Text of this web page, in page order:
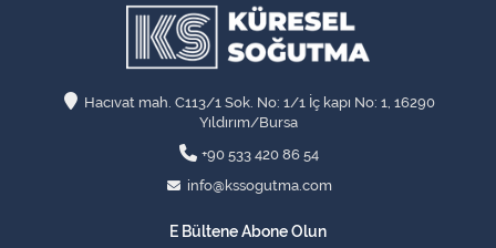
Hacıvat mah. C113/1 Sok. No: 1/1 İç kapı No: 1, 16290
Yıldırım/Bursa
+90 533 420 86 54
info@kssogutma.com
E Bültene Abone Olun